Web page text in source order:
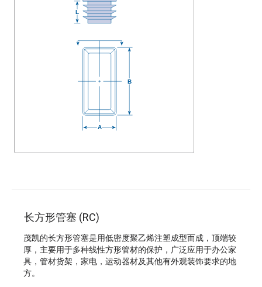
长方形管塞 (RC)
茂凯的长方形管塞是用低密度聚乙烯注塑成型而成，顶端较
厚，主要用于多种线性方形管材的保护，广泛应用于办公家
具，管材货架，家电，运动器材及其他有外观装饰要求的地
方。